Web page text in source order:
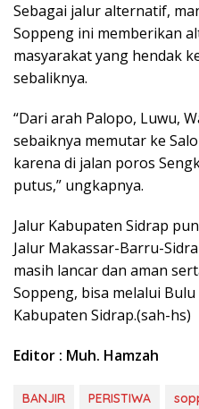
Sebagai jalur alternatif,
Soppeng ini memberikan
masyarakat yang hendak
sebaliknya.
“Dari arah Palopo, Luwu,
sebaiknya memutar ke
karena di jalan poros
putus,” ungkapnya.
Jalur Kabupaten Sidrap
Jalur Makassar-Barru-
masih lancar dan aman
Soppeng, bisa melalui
Kabupaten Sidrap.(sah-hs)
Editor : Muh. Hamzah
BANJIR PERISTIWA